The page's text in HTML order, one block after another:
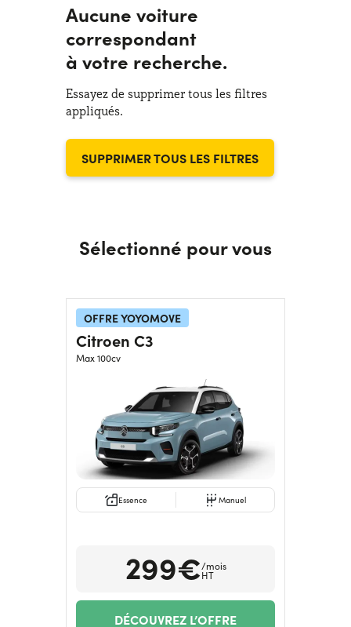
Aucune voiture
correspondant
à votre recherche.
Essayez de supprimer tous les filtres
appliqués.
SUPPRIMER TOUS LES FILTRES
Sélectionné pour vous
OFFRE YOYOMOVE
Citroen C3
Max 100cv
Essence Manuel
299€/mois
HT
DÉCOUVREZ L’OFFRE